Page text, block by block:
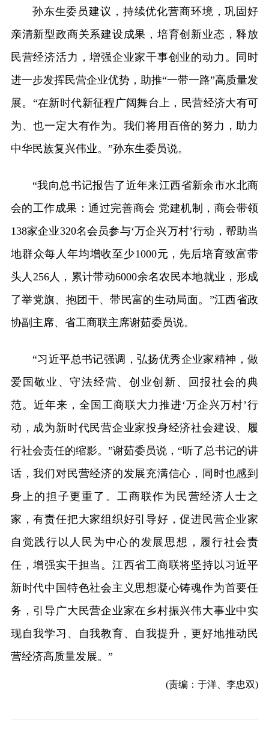
孙东生委员建议，持续优化营商环境，巩固好
亲清新型政商关系建设成果，培育创新业态，释放
民营经济活力，增强企业家干事创业的动力。同时
进一步发挥民营企业优势，助推“一带一路”高质量发
展。“在新时代新征程广阔舞台上，民营经济大有可
为、也一定大有作为。我们将用百倍的努力，助力
中华民族复兴伟业。”孙东生委员说。
“我向总书记报告了近年来江西省新余市水北商
会的工作成果：通过完善商会 党建机制，商会带领
138家企业320名会员参与‘万企兴万村’行动，帮助当
地群众每人年均增收至少1000元，先后培育致富带
头人256人，累计带动6000余名农民本地就业，形成
了举党旗、抱团干、带民富的生动局面。”江西省政
协副主席、省工商联主席谢茹委员说。
“习近平总书记强调，弘扬优秀企业家精神，做
爱国敬业、守法经营、创业创新、回报社会的典
范。近年来，全国工商联大力推进‘万企兴万村’行
动，成为新时代民营企业家投身经济社会建设、履
行社会责任的缩影。”谢茹委员说，“听了总书记的讲
话，我们对民营经济的发展充满信心，同时也感到
身上的担子更重了。工商联作为民营经济人士之
家，有责任把大家组织好引导好，促进民营企业家
自觉践行以人民为中心的发展思想，履行社会责
任，增强实干担当。江西省工商联将坚持以习近平
新时代中国特色社会主义思想凝心铸魂作为首要任
务，引导广大民营企业家在乡村振兴伟大事业中实
现自我学习、自我教育、自我提升，更好地推动民
营经济高质量发展。”
(责编：于洋、李忠双)